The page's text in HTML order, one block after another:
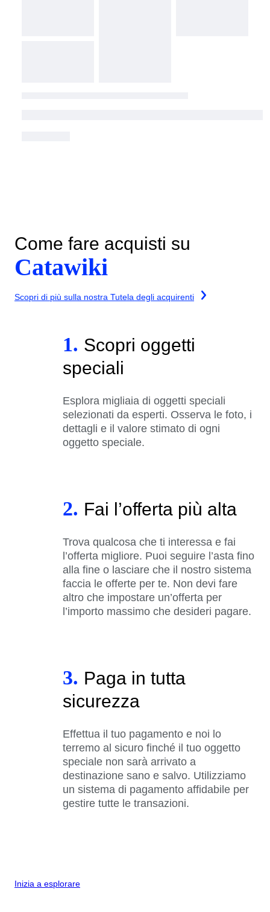
Come fare acquisti su
Catawiki
Scopri di più sulla nostra Tutela degli acquirenti
1. Scopri oggetti
speciali
Esplora migliaia di oggetti speciali
selezionati da esperti. Osserva le foto, i
dettagli e il valore stimato di ogni
oggetto speciale.
2. Fai l’offerta più alta
Trova qualcosa che ti interessa e fai
l’offerta migliore. Puoi seguire l’asta fino
alla fine o lasciare che il nostro sistema
faccia le offerte per te. Non devi fare
altro che impostare un’offerta per
l’importo massimo che desideri pagare.
3. Paga in tutta
sicurezza
Effettua il tuo pagamento e noi lo
terremo al sicuro finché il tuo oggetto
speciale non sarà arrivato a
destinazione sano e salvo. Utilizziamo
un sistema di pagamento affidabile per
gestire tutte le transazioni.
Inizia a esplorare